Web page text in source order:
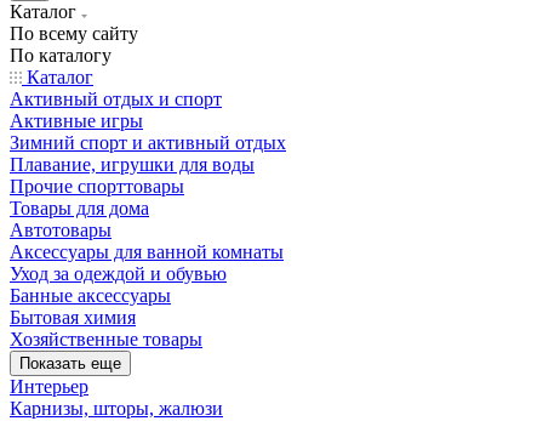
Каталог
По всему сайту
По каталогу
Каталог
Активный отдых и спорт
Активные игры
Зимний спорт и активный отдых
Плавание, игрушки для воды
Прочие спорттовары
Товары для дома
Автотовары
Аксессуары для ванной комнаты
Уход за одеждой и обувью
Банные аксессуары
Бытовая химия
Хозяйственные товары
Показать еще
Интерьер
Карнизы, шторы, жалюзи